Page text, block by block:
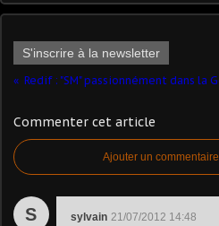
S'inscrire à la newsletter
Commenter cet article
Ajouter un commentaire
S sylvain 21/07/2012 14:48